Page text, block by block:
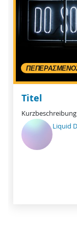
Titel
Kurzbeschreibung
Liquid